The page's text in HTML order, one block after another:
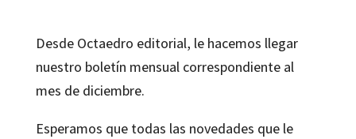
Desde Octaedro editorial, le hacemos llegar
nuestro boletín mensual correspondiente al
mes de diciembre.
Esperamos que todas las novedades que le